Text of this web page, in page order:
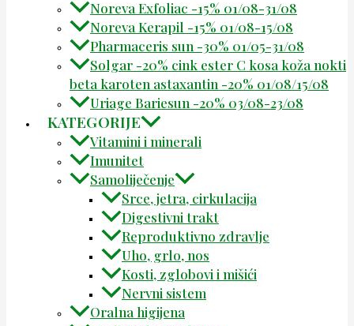
Noreva Exfoliac -15% 01/08-31/08
Noreva Kerapil -15% 01/08-15/08
Pharmaceris sun -30% 01/05-31/08
Solgar -20% cink ester C kosa koža nokti
beta karoten astaxantin -20% 01/08/15/08
Uriage Bariesun -20% 03/08-23/08
KATEGORIJE
Vitamini i minerali
Imunitet
Samoliječenje
Srce, jetra, cirkulacija
Digestivni trakt
Reproduktivno zdravlje
Uho, grlo, nos
Kosti, zglobovi i mišići
Nervni sistem
Oralna higijena